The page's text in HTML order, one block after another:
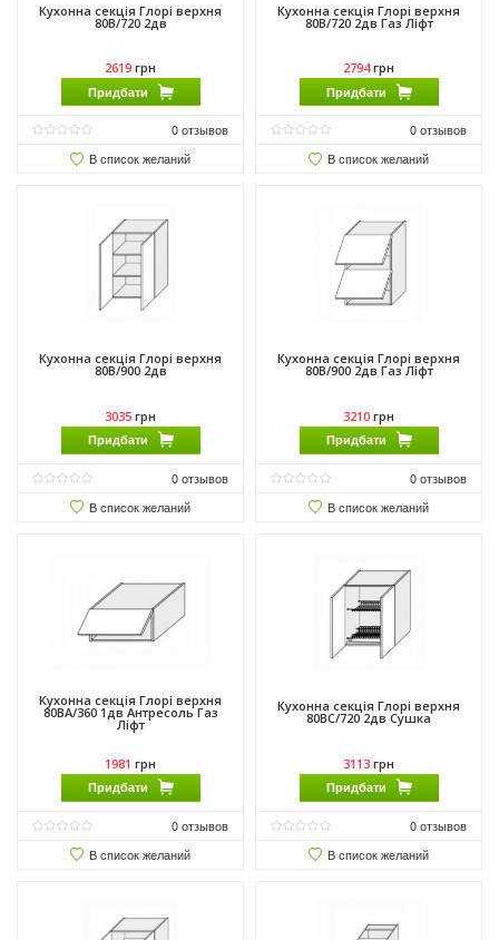
Кухонна секція Глорі верхня
80В/720 2дв
2619 грн
Придбати
0отзывов
В список желаний
Кухонна секція Глорі верхня
80В/720 2дв Газ Ліфт
2794грн
Придбати
0отзывов
В список желаний
Кухонна секція Глорі верхня
80В/900 2дв
3035 грн
Придбати
0отзывов
В список желаний
Кухонна секція Глорі верхня
80В/900 2дв Газ Ліфт
3210 грн
Придбати
0отзывов
В список желаний
Кухонна секція Глорі верхня
80ВА/360 1дв Антресоль Газ
Ліфт
1981 грн
Придбати
0отзывов
В список желаний
Кухонна секція Глорі верхня
80ВС/720 2дв Сушка
3113 грн
Придбати
0отзывов
В список желаний